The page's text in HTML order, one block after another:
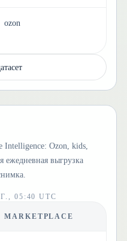
ozon
Intelligence: Ozon, kids,
ежедневная выгрузка
05:40 UTC
MARKETPLACE